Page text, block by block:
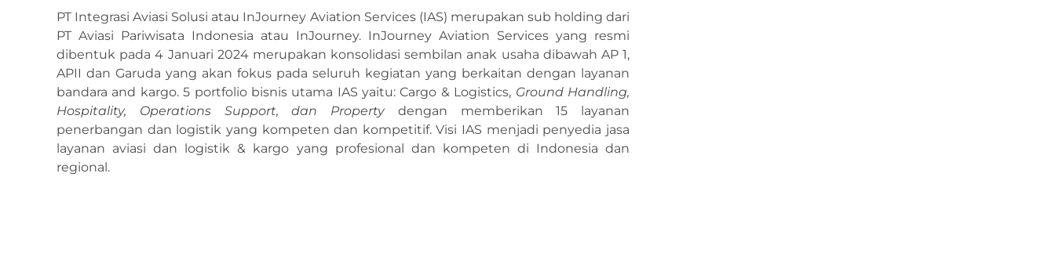
PT Integrasi Aviasi Solusi atau InJourney Aviation Services (IAS) merupakan sub holding dari
PT Aviasi Pariwisata Indonesia atau InJourney. InJourney Aviation Services yang resmi
dibentuk pada 4 Januari 2024 merupakan konsolidasi sembilan anak usaha dibawah AP 1,
APII dan Garuda yang akan fokus pada seluruh kegiatan yang berkaitan dengan layanan
bandara and kargo. 5 portfolio bisnis utama IAS yaitu: Cargo & Logistics, Ground Handling,
Hospitality, Operations Support, dan Propertydengan memberikan 15 layanan
penerbangan dan logistik yang kompeten dan kompetitif. Visi IAS menjadi penyedia jasa
layanan aviasi dan logistik & kargo yang profesional dan kompeten di Indonesia dan
regional.